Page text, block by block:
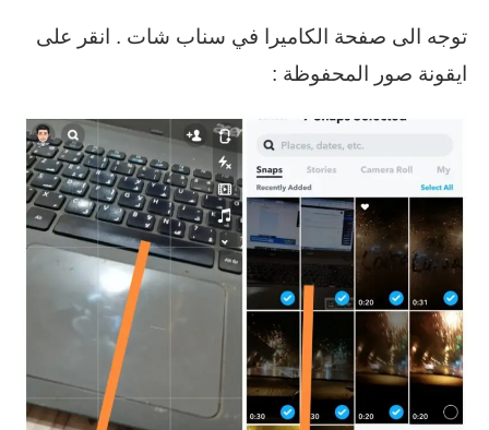
توجه الى صفحة الكاميرا في سناب شات . انقر على
ايقونة صور المحفوظة :